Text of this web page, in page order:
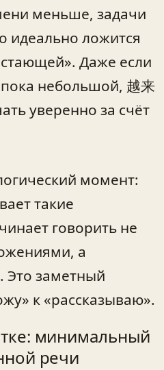
меньше, задачи
идеально ложится
Даже если
небольшой, 越来
уверенно за счёт
момент:
такие
говорить не
а
Это заметный
к «рассказываю».
минимальный
речи